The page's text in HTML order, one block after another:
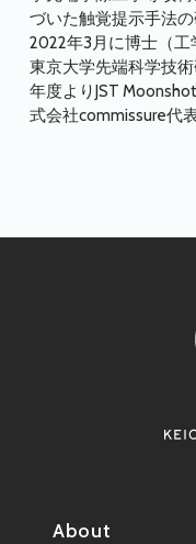
づいた触覚提示手法
2022年3月に博士（工
東京大学先端科学技
年度よりJST
式会社commissure代
About